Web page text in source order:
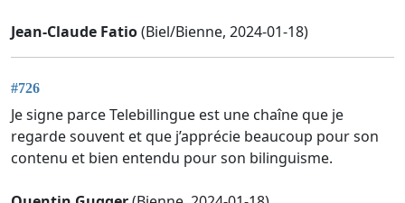
Jean-Claude Fatio(Biel/Bienne, 2024-01-18)
#726
Je signe parce Telebillingue est une chaîne que je
regarde souvent et que j’apprécie beaucoup pour son
contenu et bien entendu pour son bilinguisme.